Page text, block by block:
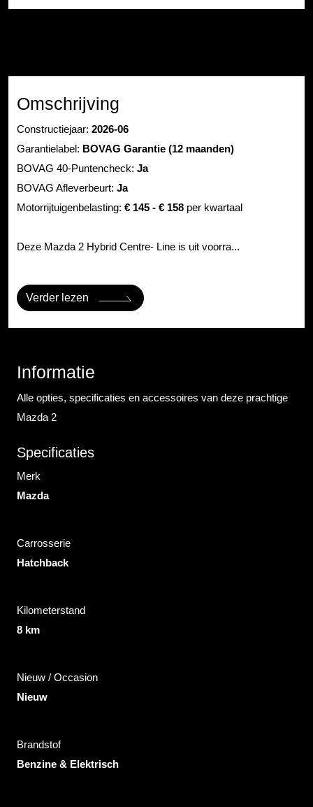
Omschrijving
Constructiejaar: 2026-06
Garantielabel: BOVAG Garantie (12 maanden)
BOVAG 40-Puntencheck: Ja
BOVAG Afleverbeurt: Ja
Motorrijtuigenbelasting: € 145 - € 158 per kwartaal
Deze Mazda 2 Hybrid Centre- Line is uit voorra...
Verder lezen
Informatie
Alle opties, specificaties en accessoires van deze prachtige
Mazda 2
Specificaties
Merk
Mazda
Carrosserie
Hatchback
Kilometerstand
8 km
Nieuw / Occasion
Nieuw
Brandstof
Benzine & Elektrisch